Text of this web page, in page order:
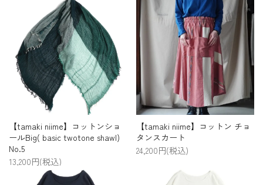
【tamaki niime】コットンショ
ールBig( basic twotone shawl)
No.5
13,200円(税込)
【tamaki niime】コットン チョ
タンスカート
24,200円(税込)